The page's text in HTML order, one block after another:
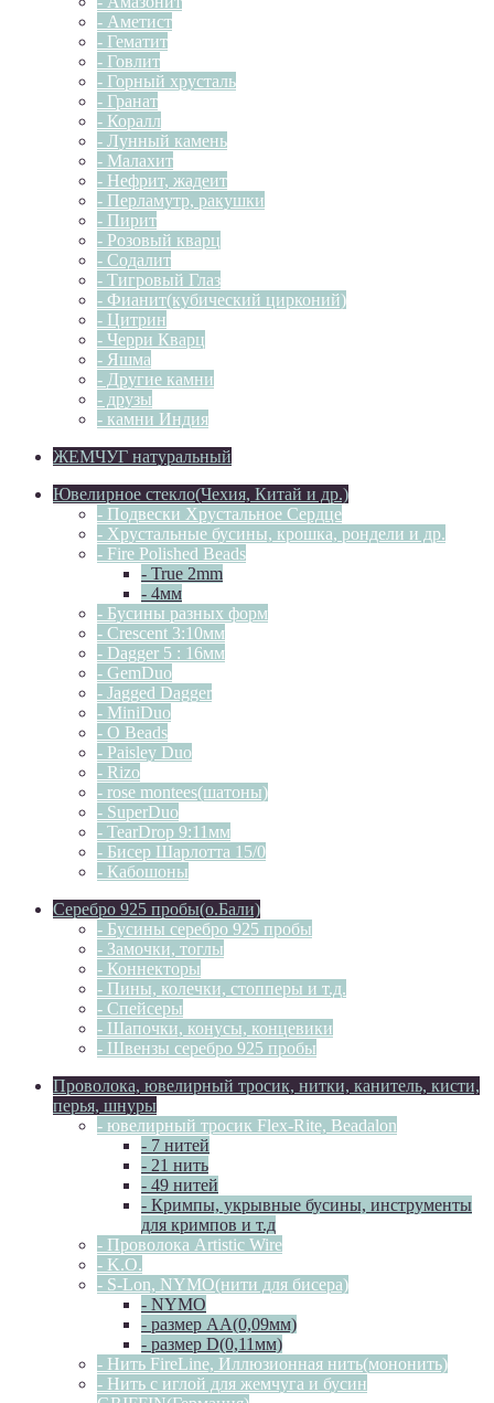
- Аметист
- Гематит
- Говлит
- Горный хрусталь
- Гранат
- Коралл
- Лунный камень
- Малахит
- Нефрит, жадеит
- Перламутр, ракушки
- Пирит
- Розовый кварц
- Содалит
- Тигровый Глаз
- Фианит(кубический цирконий)
- Цитрин
- Черри Кварц
- Яшма
- Другие камни
- друзы
- камни Индия
ЖЕМЧУГ натуральный
Ювелирное стекло(Чехия, Китай и др.)
- Подвески Хрустальное Сердце
- Хрустальные бусины, крошка, рондели и др.
- Fire Polished Beads
- True 2mm
- 4мм
- Бусины разных форм
- Crescent 3:10мм
- Dagger 5 : 16мм
- GemDuo
- Jagged Dagger
- MiniDuo
- O Beads
- Paisley Duo
- Rizo
- rose montees(шатоны)
- SuperDuo
- TearDrop 9:11мм
- Бисер Шарлотта 15/0
- Кабошоны
Серебро 925 пробы(о.Бали)
- Бусины серебро 925 пробы
- Замочки, тоглы
- Коннекторы
- Пины, колечки, стопперы и т.д.
- Спейсеры
- Шапочки, конусы, концевики
- Швензы серебро 925 пробы
Проволока, ювелирный тросик, нитки, канитель, кисти,
перья, шнуры
- ювелирный тросик Flex-Rite, Beadalon
- 7 нитей
- 21 нить
- 49 нитей
- Кримпы, укрывные бусины, инструменты
для кримпов и т.д
- Проволока Artistic Wire
- K.O.
- S-Lon, NYMO(нити для бисера)
- NYMO
- размер AA(0,09мм)
- размер D(0,11мм)
- Нить FireLine, Иллюзионная нить(мононить)
- Нить с иглой для жемчуга и бусин